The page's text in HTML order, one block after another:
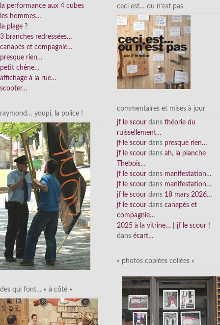
la performance aux 4 cubes
les hommes…
la plage ?
3 branches redressées…
canapés et compagnie…
presque rien…
petit chêne…
affichage à la rue…
scooter…
raymond… youpi, la police !
des qui font… « à côté »
ceci est… ou n’est pas
commentaires et mises à jour
jf le scour dans théorie du
ruissellement…
jf le scour dans presque rien…
jf le scour dans ah, la planche
Thebois…
jf le scour dans manifestation…
jf le scour dans manifestation…
jf le scour dans 18 mars 2026…
jf le scour dans canapés et
compagnie…
2025 à la vitrine… | jf le scour !
dans écart…
« photos copiées collées »